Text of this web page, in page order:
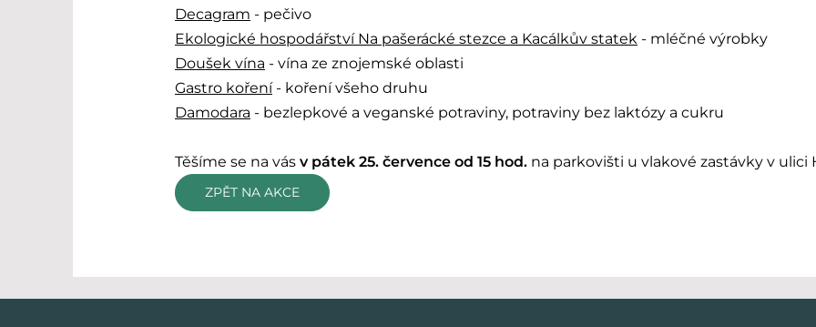
Decagram - pečivo
Ekologické hospodářství Na pašerácké stezce a Kacálkův statek - mléčné výrobky
Doušek vína - vína ze znojemské oblasti
Gastro koření- koření všeho druhu
Damodara - bezlepkové a veganské potraviny, potraviny bez laktózy a cukru
Těšíme se na vás v pátek 25. července od 15 hod. na parkovišti u vlakové zastávky v ulici
ZPĚT NA AKCE